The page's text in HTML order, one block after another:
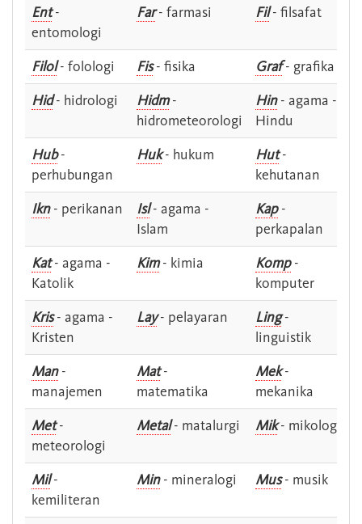
Ent-
entomologi
Far- farmasi Fil- filsafat
Filol- folologi Fis- fisika Graf- grafika
Hid- hidrologi Hidm-
hidrometeorologi
Hin- agama -
Hindu
Hub-
perhubungan
Huk- hukum Hut-
kehutanan
Ikn- perikanan Isl- agama -
Islam
Kap-
perkapalan
Kat- agama -
Katolik
Kim- kimia Komp-
komputer
Kris- agama -
Kristen
Lay- pelayaran Ling-
linguistik
Man-
manajemen
Mat-
matematika
Mek-
mekanika
Met-
meteorologi
Metal- matalurgi Mik- mikologi
Mil-
kemiliteran
Min- mineralogi Mus- musik